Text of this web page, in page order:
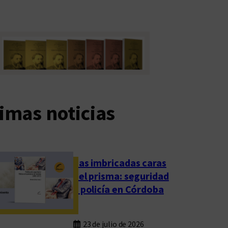
noticias
Las imbricadas caras
del prisma: seguridad
y policía en Córdoba
23 de julio de 2026